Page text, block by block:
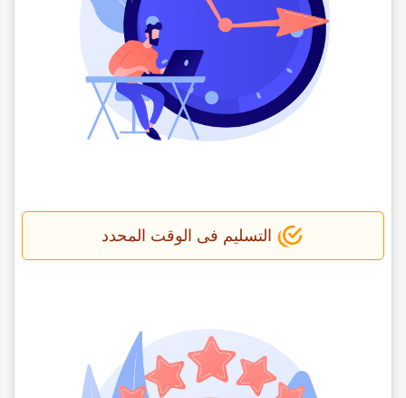
التسلیم فی الوقت المحدد